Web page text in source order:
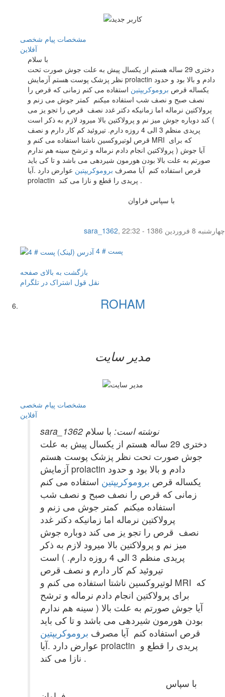
مشخصات پیام شخصی
آفلاين
با سلام
دختری 29 ساله هستم از یکسال پیش به علت جوش صورت تحت
نظر پزشک پوست هستم آزمایش prolactin دادم و بالا بود و حدود
یکساله قرص بروموکریپتین استفاده می کنم زمانی که قرص را
نصف صبح و نصف شب استفاده میکنم کمتر جوش می زنم و
پرولاکتین نرماله اما زمانیکه دکتر غدد نصف قرص را تجو یز می
کند دوباره جوش میز نم و پرولاکتین بالا میرود لازم به ذکر است (
پریدی منظم 3 الی 4 روزه دارم. تیروئید کم کار دارم و نصف
قرص لوتیروکسین ناشتا استفاده می کنم و MRI که برای
پرولاکتین انجام دادم نرماله و ترشح سینه هم ندارم ) آیا جوش
صورتم به علت بالا بودن هورمون شیردهی می باشد و تا کی باید
قرص استفاده کنم آیا مصرف بروموکریپتین عوارض دارد .آیا
prolactin پریدی را قطع و نازا می کند .
با سپاس فراوان
sara_1362,
چهار‌شنبه 8 فروردین 1386 - 22:32
پست # 4
بازگشت به بالای صفحه
نقل قول اشتراک در تلگرام
ROHAM
مدیر سایت
مشخصات پیام شخصی
آفلاين
sara_1362 نوشته است: با سلام
دختری 29 ساله هستم از یکسال پیش به علت
جوش صورت تحت نظر پزشک پوست هستم
آزمایش prolactin دادم و بالا بود و حدود
یکساله قرص بروموکریپتین استفاده می کنم
زمانی که قرص را نصف صبح و نصف شب
استفاده میکنم کمتر جوش می زنم و
پرولاکتین نرماله اما زمانیکه دکتر غدد
نصف قرص را تجو یز می کند دوباره جوش
میز نم و پرولاکتین بالا میرود لازم به ذکر
است ( پریدی منظم 3 الی 4 روزه دارم.
تیروئید کم کار دارم و نصف قرص
لوتیروکسین ناشتا استفاده می کنم و MRI که
برای پرولاکتین انجام دادم نرماله و ترشح
سینه هم ندارم ) آیا جوش صورتم به علت بالا
بودن هورمون شیردهی می باشد و تا کی باید
قرص استفاده کنم آیا مصرف بروموکریپتین
عوارض دارد .آیا prolactin پریدی را قطع و
نازا می کند .